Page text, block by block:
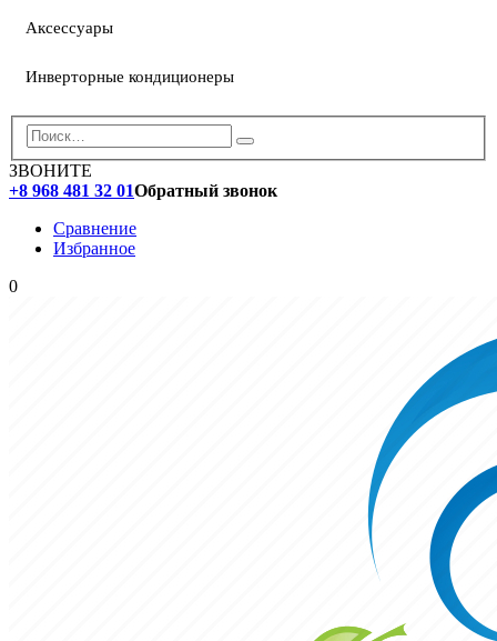
Аксессуары
Инверторные кондиционеры
ЗВОНИТЕ
+8 968 481 32 01Обратный звонок
Сравнение
Избранное
0